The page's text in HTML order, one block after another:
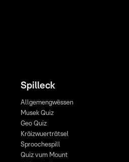
Spilleck
Allgemengwëssen
Musek Quiz
Geo Quiz
Kräizwuerträtsel
Sproochespill
Quiz vum Mount